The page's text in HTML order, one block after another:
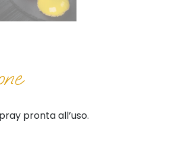
pronta all’uso.